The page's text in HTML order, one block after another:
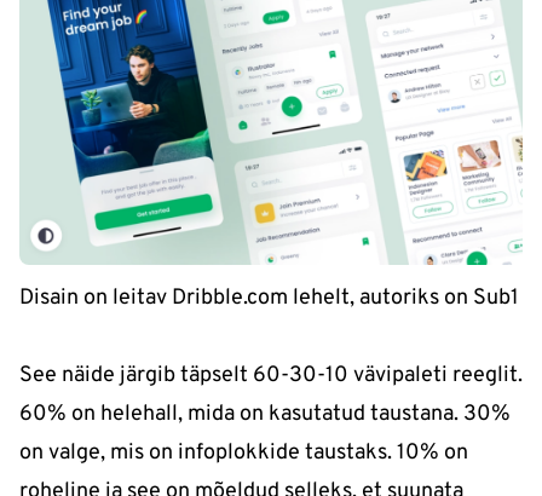
Disain on leitav Dribble.com lehelt, autoriks on Sub1
See näide järgib täpselt 60-30-10 vävipaleti reeglit.
60% on helehall, mida on kasutatud taustana. 30%
on valge, mis on infoplokkide taustaks. 10% on